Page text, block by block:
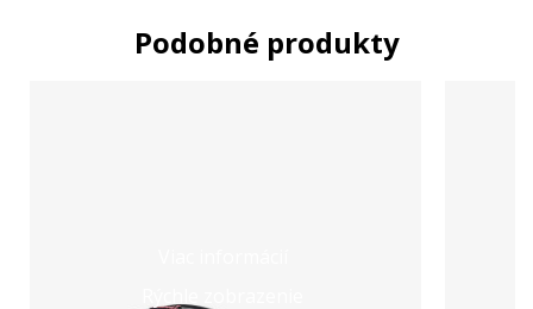
Podobné produkty